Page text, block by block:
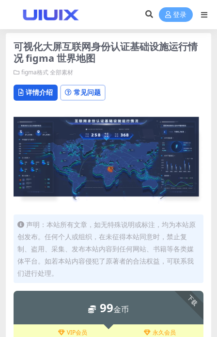
登录
可视化大屏互联网身份认证基础设施运行情
况 figma 世界地图
figma格式全部素材
详情介绍 常见问题
声明：本站所有文章，如无特殊说明或标注，均为本站原
创发布。任何个人或组织，在未征得本站同意时，禁止复
制、盗用、采集、发布本站内容到任何网站、书籍等各类媒
体平台。如若本站内容侵犯了原著者的合法权益，可联系我
们进行处理。
下载
99金币
VIP会员 永久会员